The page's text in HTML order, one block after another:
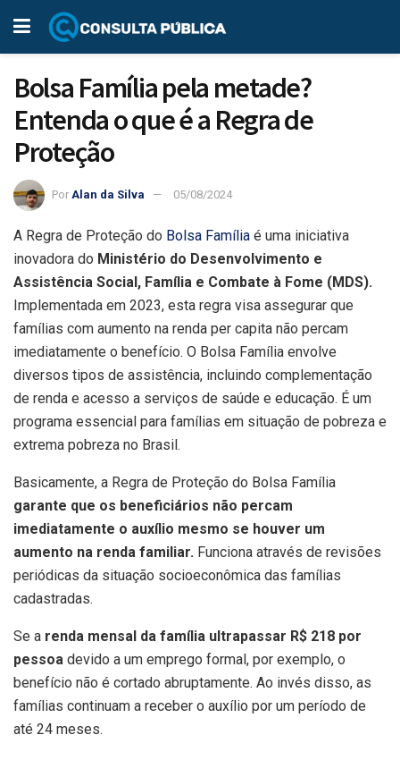
Bolsa Família pela metade?
Entenda o que é a Regra de
Proteção
Por Alan da Silva 05/08/2024
A Regra de Proteção do Bolsa Família é uma iniciativa
inovadora do Ministério do Desenvolvimento e
Assistência Social, Família e Combate à Fome (MDS).
Implementada em 2023, esta regra visa assegurar que
famílias com aumento na renda per capita não percam
imediatamente o benefício. O Bolsa Família envolve
diversos tipos de assistência, incluindo complementação
de renda e acesso a serviços de saúde e educação. É um
programa essencial para famílias em situação de pobreza e
extrema pobreza no Brasil.
Basicamente, a Regra de Proteção do Bolsa Família
garante que os beneficiários não percam
imediatamente o auxílio mesmo se houver um
aumento na renda familiar. Funciona através de revisões
periódicas da situação socioeconômica das famílias
cadastradas.
Se a renda mensal da família ultrapassar R$ 218 por
pessoa devido a um emprego formal, por exemplo, o
benefício não é cortado abruptamente. Ao invés disso, as
famílias continuam a receber o auxílio por um período de
até 24 meses.